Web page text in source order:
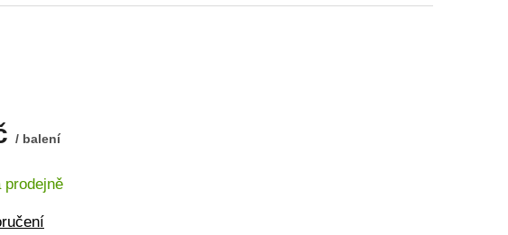
/ balení
prodejně